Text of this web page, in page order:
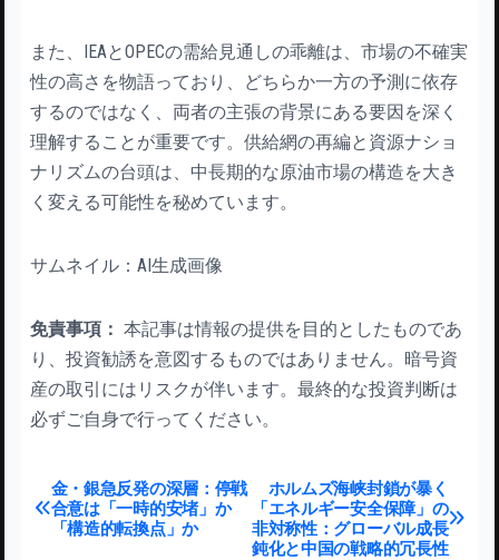
また、IEAとOPECの需給見通しの乖離は、市場の不確実
性の高さを物語っており、どちらか一方の予測に依存
するのではなく、両者の主張の背景にある要因を深く
理解することが重要です。供給網の再編と資源ナショ
ナリズムの台頭は、中長期的な原油市場の構造を大き
く変える可能性を秘めています。
サムネイル：AI生成画像
免責事項： 本記事は情報の提供を目的としたものであ
り、投資勧誘を意図するものではありません。暗号資
産の取引にはリスクが伴います。最終的な投資判断は
必ずご自身で行ってください。
投稿ナビゲーション
ホルムズ海峡封鎖が暴く
「エネルギー安全保障」の
非対称性：グローバル成長
鈍化と中国の戦略的冗長性
金・銀急反発の深層：停戦
合意は「一時的安堵」か
「構造的転換点」か